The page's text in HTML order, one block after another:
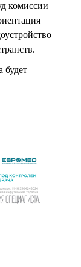
комиссии
будет